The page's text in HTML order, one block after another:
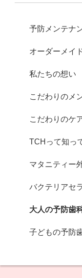
予防メンテナ
オーダーメイ
私たちの想い
こだわりのメ
こだわりのケ
TCHって知っ
マタニティー
バクテリアセ
大人の予防歯
子どもの予防